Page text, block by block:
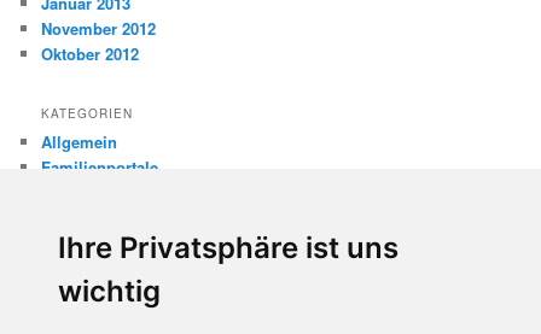
Ihre Privatsphäre ist uns
wichtig
November 2012
Oktober 2012
KATEGORIEN
Allgemein
Familienportale
Internetsicherheit
Missbrauch